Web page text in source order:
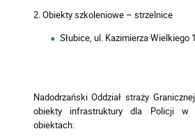
2. Obiekty szkoleniowe – strzelnice
Słubice, ul. Kazimierza Wielkiego 1
Nadodrzański Oddział straży
obiekty infrastruktury dla Policji w
obiektach: